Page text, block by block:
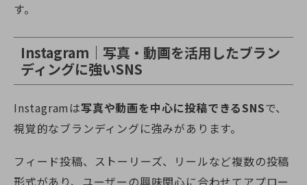
す。
Instagram｜写真・動画を活用したブラン
ディングに強いSNS
Instagramは写真や動画を中心に投稿できるSNSで、
視覚的なブランディングに強みがあります。
フィード投稿、ストーリーズ、リールなど複数の投稿
形式があり、ユーザーの興味関心に合わせてアプロー